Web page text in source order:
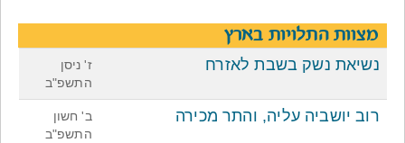
מצוות התלויות בארץ
נשיאת נשק בשבת לאזרח
ז' ניסן
התשפ"ב
רוב יושביה עליה, והתר מכירה
ב' חשון
התשפ"ב